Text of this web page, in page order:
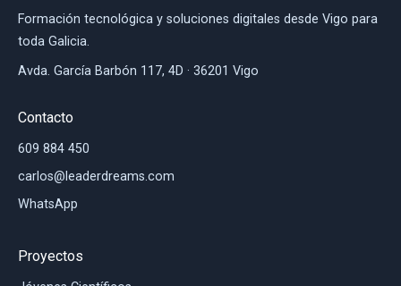
Formación tecnológica y soluciones digitales desde Vigo para
toda Galicia.
Avda. García Barbón 117, 4D · 36201 Vigo
Contacto
609 884 450
carlos@leaderdreams.com
WhatsApp
Proyectos